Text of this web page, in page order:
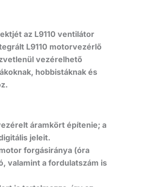
az L9110 ventilátor
L9110 motorvezérlő
vezérelhető
hobbistáknak és
áramkört építenie; a
jeleit.
forgásiránya (óra
valamint a fordulatszám is